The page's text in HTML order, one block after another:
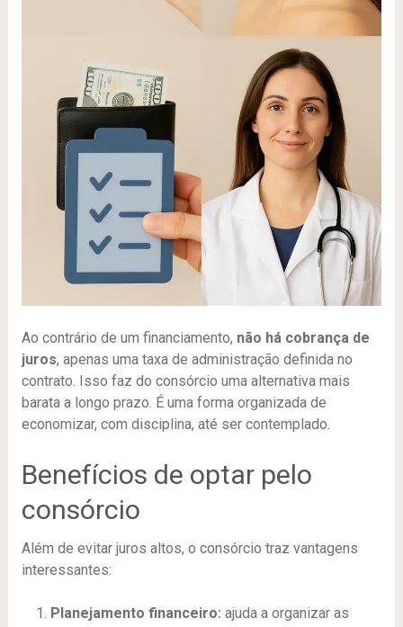
Ao contrário de um financiamento, não há cobrança de
juros, apenas uma taxa de administração definida no
contrato. Isso faz do consórcio uma alternativa mais
barata a longo prazo. É uma forma organizada de
economizar, com disciplina, até ser contemplado.
Benefícios de optar pelo
consórcio
Além de evitar juros altos, o consórcio traz vantagens
interessantes:
Planejamento financeiro: ajuda a organizar as